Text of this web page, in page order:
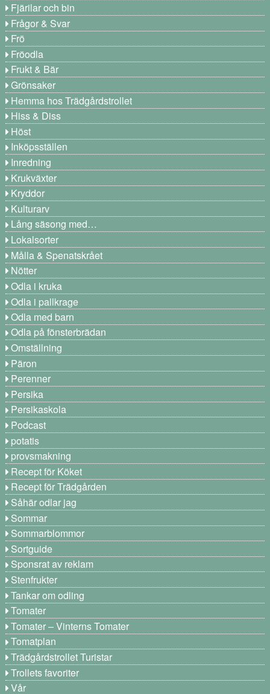
Fjärilar och bin
Frågor & Svar
Frö
Fröodla
Frukt & Bär
Grönsaker
Hemma hos Trädgårdstrollet
Hiss & Diss
Höst
Inköpsställen
Inredning
Krukväxter
Kryddor
Kulturarv
Lång säsong med…
Lokalsorter
Målla & Spenatskrået
Nötter
Odla i kruka
Odla i pallkrage
Odla med barn
Odla på fönsterbrädan
Omställning
Päron
Perenner
Persika
Persikaskola
Podcast
potatis
provsmakning
Recept för Köket
Recept för Trädgården
Såhär odlar jag
Sommar
Sommarblommor
Sortguide
Sponsrat av reklam
Stenfrukter
Tankar om odling
Tomater
Tomater – Vinterns Tomater
Tomatplan
Trädgårdstrollet Turistar
Trollets favoriter
Vår